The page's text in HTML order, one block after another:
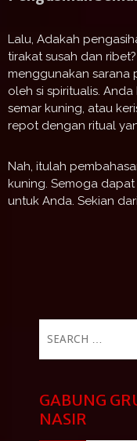
Lalu, Adakah
tirakat susah dan
menggunakan sarana
oleh si spiritualis.
semar kuning, atau
repot dengan ritual
Nah, itulah
kuning. Semoga
untuk Anda. Sekian
for:
GABUNG
NASIR